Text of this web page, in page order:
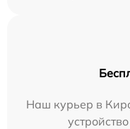
Наш курьер в